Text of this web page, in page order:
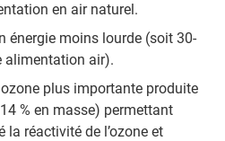
en air naturel.
énergie moins lourde (soit 30-
alimentation air).
plus importante produite
% en masse) permettant
la réactivité de l’ozone et